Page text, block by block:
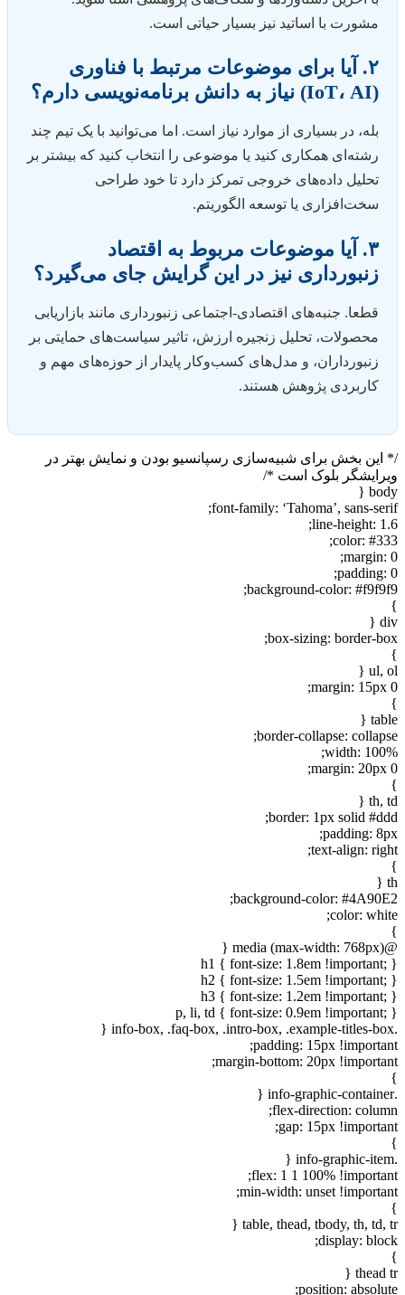
مشورت با اساتید نیز بسیار حیاتی است.
۲. آیا برای موضوعات مرتبط با فناوری
(IoT، AI) نیاز به دانش برنامه‌نویسی دارم؟
بله، در بسیاری از موارد نیاز است. اما می‌توانید با یک تیم چند
رشته‌ای همکاری کنید یا موضوعی را انتخاب کنید که بیشتر بر
تحلیل داده‌های خروجی تمرکز دارد تا خود طراحی
سخت‌افزاری یا توسعه الگوریتم.
۳. آیا موضوعات مربوط به اقتصاد
زنبورداری نیز در این گرایش جای می‌گیرد؟
قطعا. جنبه‌های اقتصادی-اجتماعی زنبورداری مانند بازاریابی
محصولات، تحلیل زنجیره ارزش، تاثیر سیاست‌های حمایتی بر
زنبورداران، و مدل‌های کسب‌وکار پایدار از حوزه‌های مهم و
کاربردی پژوهش هستند.
/* این بخش برای شبیه‌سازی رسپانسیو بودن و نمایش بهتر در
ویرایشگر بلوک است */
body {
font-family: ‘Tahoma’, sans-serif;
line-height: 1.6;
color: #333;
margin: 0;
padding: 0;
background-color: #f9f9f9;
}
div {
box-sizing: border-box;
}
ul, ol {
margin: 15px 0;
}
table {
border-collapse: collapse;
width: 100%;
margin: 20px 0;
}
th, td {
border: 1px solid #ddd;
padding: 8px;
text-align: right;
}
th {
background-color: #4A90E2;
color: white;
}
@media (max-width: 768px) {
h1 { font-size: 1.8em !important; }
h2 { font-size: 1.5em !important; }
h3 { font-size: 1.2em !important; }
p, li, td { font-size: 0.9em !important; }
.info-box, .faq-box, .intro-box, .example-titles-box {
padding: 15px !important;
margin-bottom: 20px !important;
}
.info-graphic-container {
flex-direction: column;
gap: 15px !important;
}
.info-graphic-item {
flex: 1 1 100% !important;
min-width: unset !important;
}
table, thead, tbody, th, td, tr {
display: block;
}
thead tr {
position: absolute;